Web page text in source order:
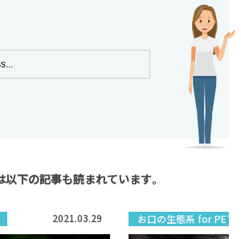
下の記事も読まれています。
2021.03.29 お口の生態系 for PET